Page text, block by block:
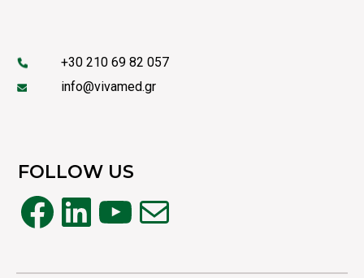
+30 210 69 82 057
info@vivamed.gr
FOLLOW US
Facebook
Linkedin
YouTube
Mail